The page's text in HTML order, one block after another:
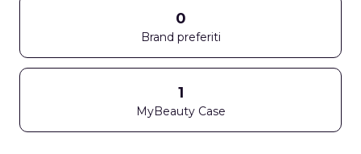
0
Brand preferiti
1
MyBeauty Case